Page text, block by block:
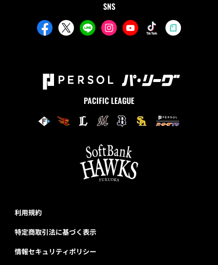
SNS
PACIFIC LEAGUE
利用規約
特定商取引法に基づく表示
情報セキュリティポリシー